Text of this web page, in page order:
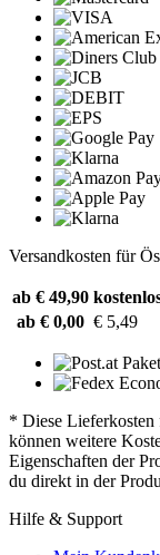
Versandkosten für
ab € 49,90
ab € 0,00 € 5,49
* Diese Lieferkosten
können weitere
Eigenschaften der
du direkt in der
Hilfe & Support